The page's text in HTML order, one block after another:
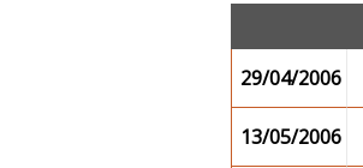
29/04/2006
13/05/2006